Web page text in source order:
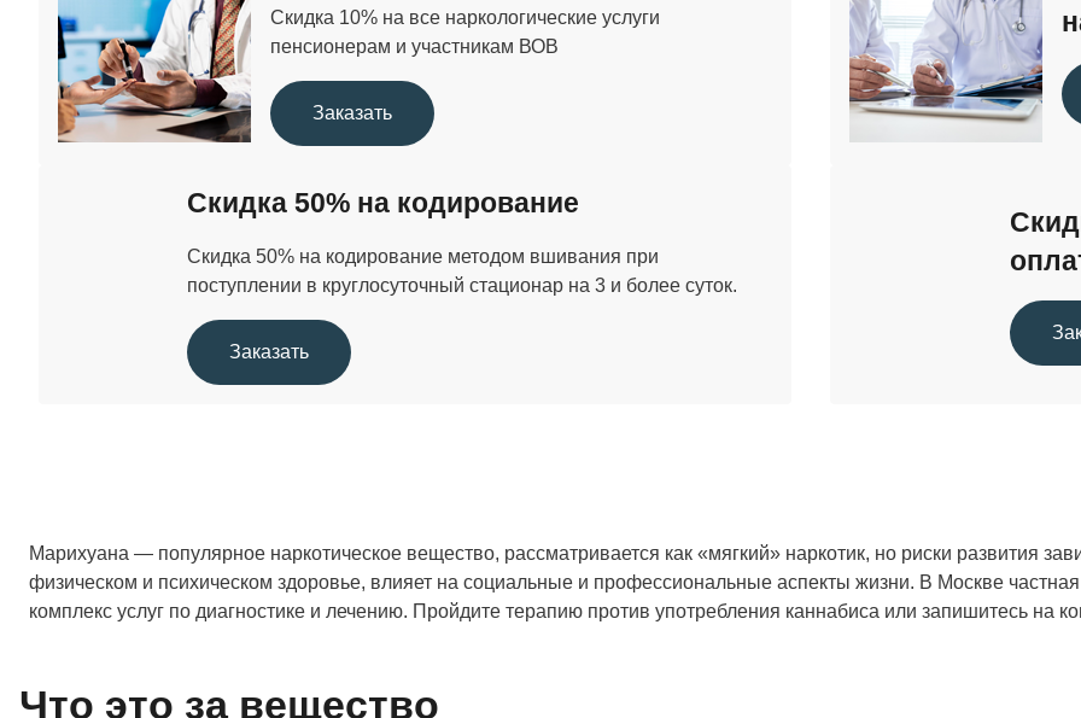
Кодирование от наркомании
Скидка 10% на все наркологические услуги
пенсионерам и участникам ВОВ
Заказать
Скидка 50% на кодирование
Скидка 50% на кодирование методом вшивания при
поступлении в круглосуточный стационар на 3 и более суток.
Заказать
Марихуана — популярное наркотическое вещество, рассматривается как «мягкий» наркотик, но риски развития
физическом и психическом здоровье, влияет на социальные и профессиональные аспекты жизни. В Москве частная
комплекс услуг по диагностике и лечению. Пройдите терапию против употребления каннабиса или запишитесь на
Что это за вещество